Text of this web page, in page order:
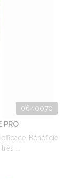
0640070
PRO
Bénéficie
...